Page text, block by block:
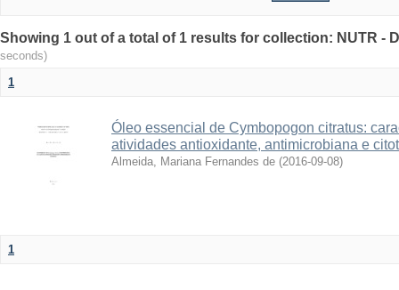
Showing 1 out of a total of 1 results for collection: NUTR -
seconds)
1
Óleo essencial de Cymbopogon citratus:
atividades antioxidante, antimicrobiana e
Almeida, Mariana Fernandes de (2016-09-08)
1